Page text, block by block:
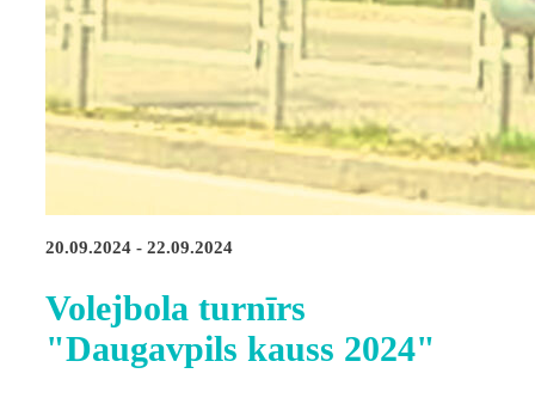
20.09.2024 - 22.09.2024
Volejbola turnīrs
"Daugavpils kauss 2024"